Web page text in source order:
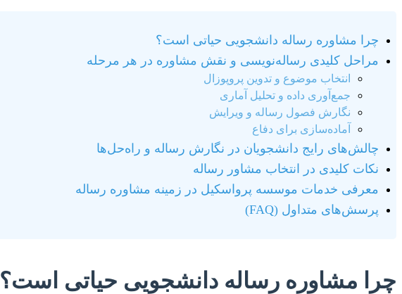
چرا مشاوره رساله دانشجویی حیاتی است؟
مراحل کلیدی رساله‌نویسی و نقش مشاوره در هر مرحله
انتخاب موضوع و تدوین پروپوزال
جمع‌آوری داده و تحلیل آماری
نگارش فصول رساله و ویرایش
آماده‌سازی برای دفاع
چالش‌های رایج دانشجویان در نگارش رساله و راه‌حل‌ها
نکات کلیدی در انتخاب مشاور رساله
معرفی خدمات موسسه پرواسکیل در زمینه مشاوره رساله
پرسش‌های متداول (FAQ)
چرا مشاوره رساله دانشجویی حیاتی است؟